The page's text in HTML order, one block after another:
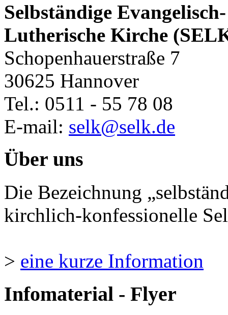
Selbständige Evangelisch-
Lutherische Kirche
Schopenhauerstraße 7
30625 Hannover
Tel.: 0511 - 55 78 08
E-mail: selk@selk.de
Über uns
Die Bezeichnung
kirchlich-konfessionelle
> eine kurze Information
Infomaterial - Flyer